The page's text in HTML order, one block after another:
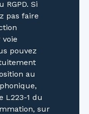
Si
pas faire
pouvez
au
L223-1 du
sur